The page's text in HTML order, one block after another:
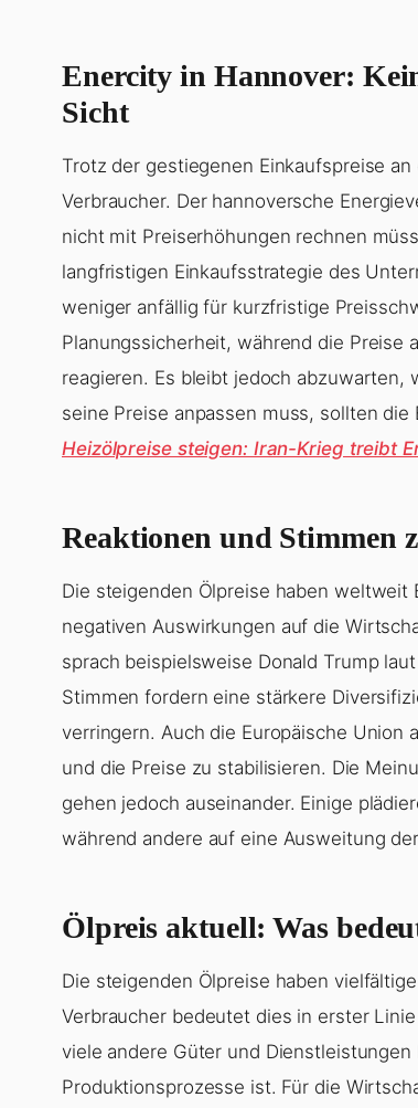
Enercity in Hannover:
Sicht
Trotz der gestiegenen Einkaufspreise
Verbraucher. Der hannoversche
nicht mit Preiserhöhungen rechnen
langfristigen Einkaufsstrategie des
weniger anfällig für kurzfristige
Planungssicherheit, während die Preise
reagieren. Es bleibt jedoch
seine Preise anpassen muss, sollten
Heizölpreise steigen: Iran-Krieg treibt
Reaktionen und Stimmen
Die steigenden Ölpreise haben
negativen Auswirkungen auf die
sprach beispielsweise Donald Trump laut
Stimmen fordern eine stärkere
verringern. Auch die Europäische Union
und die Preise zu stabilisieren. Die
gehen jedoch auseinander. Einige
während andere auf eine Ausweitung
Ölpreis aktuell: Was
Die steigenden Ölpreise haben
Verbraucher bedeutet dies in erster
viele andere Güter und
Produktionsprozesse ist. Für die